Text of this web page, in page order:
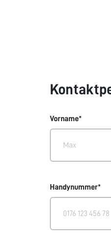
Vorname*
Handynummer*